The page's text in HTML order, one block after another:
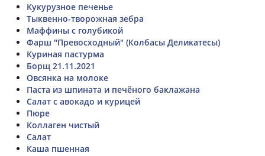
Кукурузное печенье
Тыквенно-творожная зебра
Маффины с голубикой
Фарш "Превосходный" (Колбасы Деликатесы)
Куриная пастурма
Борщ 21.11.2021
Овсянка на молоке
Паста из шпината и печёного баклажана
Салат с авокадо и курицей
Пюре
Коллаген чистый
Салат
Каша пшенная